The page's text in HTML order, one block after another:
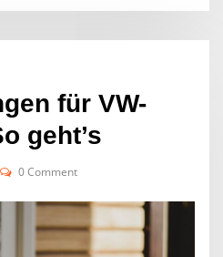
für VW-
geht’s
0 Comment